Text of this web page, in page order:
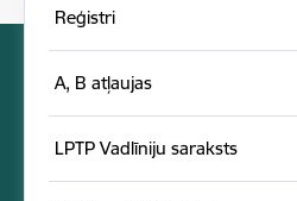
Reģistri
A, B atļaujas
LPTP Vadlīniju saraksts